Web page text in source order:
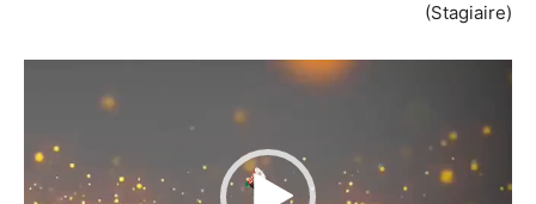
(Stagiaire)
Lecteur